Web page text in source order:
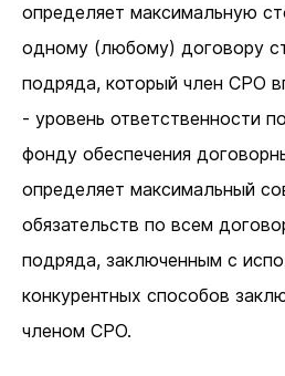
определяет максимальную
одному (любому) договору
подряда, который член СРО
- уровень ответственности
фонду обеспечения
определяет максимальный
обязательств по всем
подряда, заключенным с
конкурентных способов
членом СРО.